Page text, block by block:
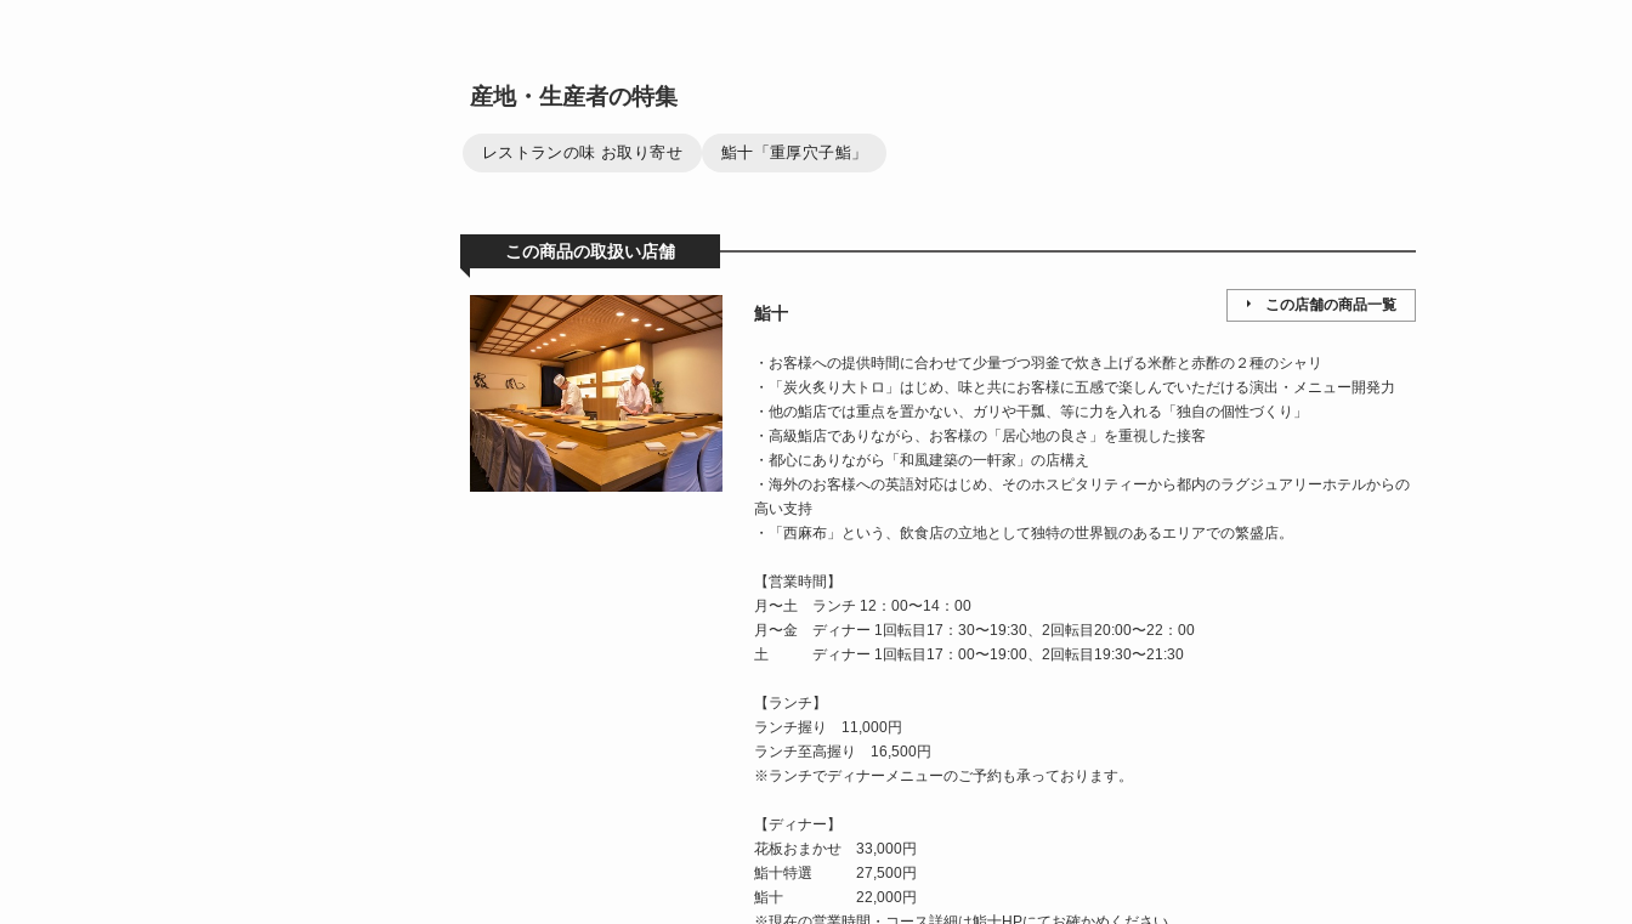
産地・生産者の特集
レストランの味 お取り寄せ 鮨十「重厚穴子鮨」
この商品の取扱い店舗
鮨十 この店舗の商品一覧
・お客様への提供時間に合わせて少量づつ羽釜で炊き上げる米酢と赤酢の２種のシャリ
・「炭火炙り大トロ」はじめ、味と共にお客様に五感で楽しんでいただける演出・メニュー開発力
・他の鮨店では重点を置かない、ガリや干瓢、等に力を入れる「独自の個性づくり」
・高級鮨店でありながら、お客様の「居心地の良さ」を重視した接客
・都心にありながら「和風建築の一軒家」の店構え
・海外のお客様への英語対応はじめ、そのホスピタリティーから都内のラグジュアリーホテルからの
高い支持
・「西麻布」という、飲食店の立地として独特の世界観のあるエリアでの繁盛店。
【営業時間】
月〜土 ランチ 12：00〜14：00
月〜金 ディナー 1回転目17：30〜19:30、2回転目20:00〜22：00
土 ディナー 1回転目17：00〜19:00、2回転目19:30〜21:30
【ランチ】
ランチ握り 11,000円
ランチ至高握り 16,500円
※ランチでディナーメニューのご予約も承っております。
【ディナー】
花板おまかせ 33,000円
鮨十特選 27,500円
鮨十 22,000円